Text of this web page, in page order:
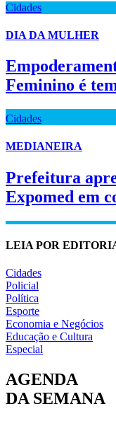
Cidades
DIA DA MULHER
Feminino é
Cidades
MEDIANEIRA
Prefeitura
Expomed em
LEIA POR
Cidades
Policial
Política
Esporte
Economia e Negócios
Educação e Cultura
Especial
AGENDA
DA SEMANA